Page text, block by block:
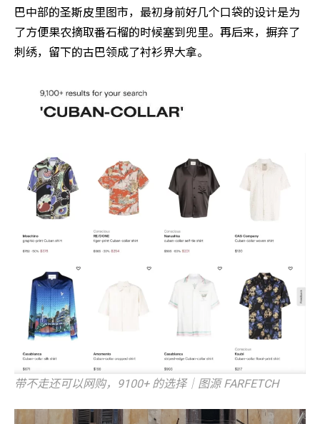
巴中部的圣斯皮里图市，最初身前好几个口袋的设计是为
了方便果农摘取番石榴的时候塞到兜里。再后来，摒弃了
刺绣，留下的古巴领成了衬衫界大拿。
带不走还可以网购，9100+ 的选择｜图源 FARFETCH